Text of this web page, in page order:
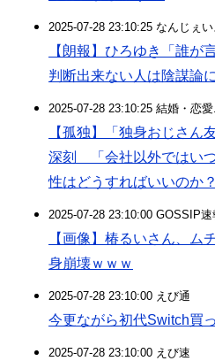
2025-07-28 23:10:25 なんじぇ
【朗報】ひろゆき「誰が
判断出来ない人は陰謀論
2025-07-28 23:10:25 結婚・恋
【孤独】「独身おじさん
深刻 「会社以外ではい
性はどうすればいいのか？
2025-07-28 23:10:00 GOSSIP速
【画像】椿るいさん、ム
身崩壊ｗｗｗ
2025-07-28 23:10:00 えび通
今更ながら初代Switch買
2025-07-28 23:10:00 えび速